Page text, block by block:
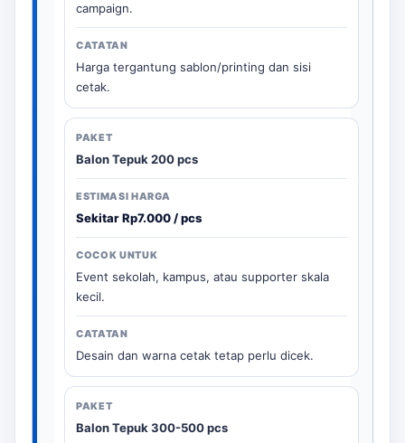
campaign.
Harga tergantung sablon/printing dan sisi
cetak.
Balon Tepuk 200 pcs
Sekitar Rp7.000 / pcs
Event sekolah, kampus, atau supporter skala
kecil.
Desain dan warna cetak tetap perlu dicek.
Balon Tepuk 300-500 pcs